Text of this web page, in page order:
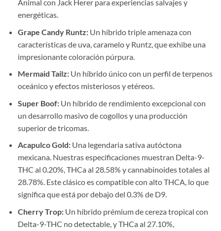
Animal con Jack Herer para experiencias salvajes y
energéticas.
Grape Candy Runtz:Un híbrido triple amenaza con
características de uva, caramelo y Runtz, que exhibe una
impresionante coloración púrpura.
Mermaid Tailz:Un híbrido único con un perfil de terpenos
oceánico y efectos misteriosos y etéreos.
Super Boof:Un híbrido de rendimiento excepcional con
un desarrollo masivo de cogollos y una producción
superior de tricomas.
Acapulco Gold:Una legendaria sativa autóctona
mexicana. Nuestras especificaciones muestran Delta-9-
THC al 0.20%, THCa al 28.58% y cannabinoides totales al
28.78%. Este clásico es compatible con alto THCA, lo que
significa que está por debajo del 0.3% de D9.
Cherry Trop:Un híbrido prémium de cereza tropical con
Delta-9-THC no detectable, y THCa al 27.10%,